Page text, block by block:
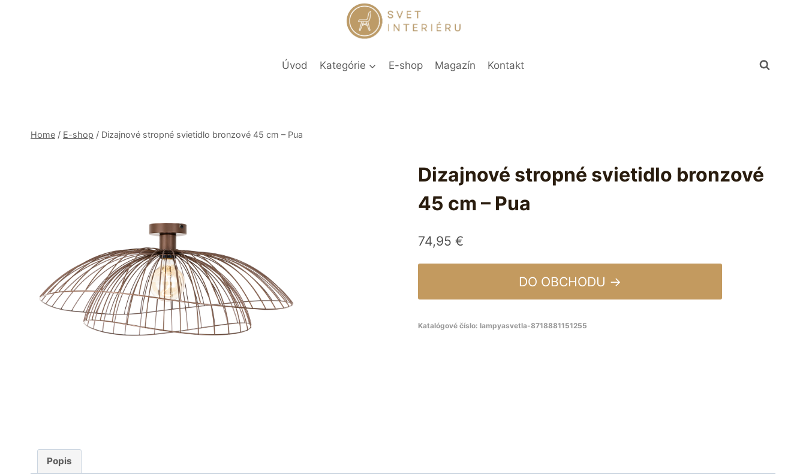
Úvod Kategórie E-shop Magazín Kontakt
Home / E-shop / Dizajnové stropné svietidlo bronzové 45 cm – Pua
Dizajnové stropné svietidlo bronzové
45 cm – Pua
74,95 €
DO OBCHODU →
Katalógové číslo: lampyasvetla-8718881151255
Popis